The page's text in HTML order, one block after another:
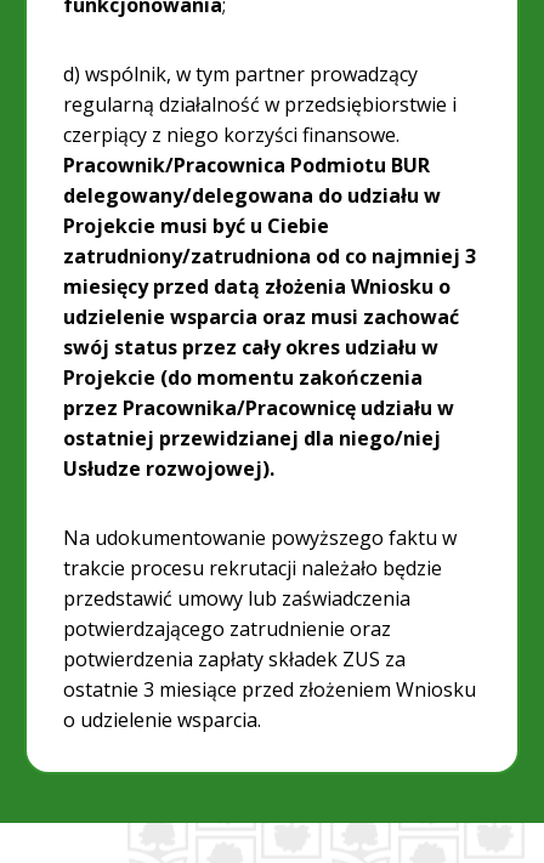
d) wspólnik, w tym partner prowadzący
regularną działalność w przedsiębiorstwie i
czerpiący z niego korzyści finansowe.
Pracownik/Pracownica Podmiotu BUR
delegowany/delegowana do udziału w
Projekcie musi być u Ciebie
zatrudniony/zatrudniona od co najmniej 3
miesięcy przed datą złożenia Wniosku o
udzielenie wsparcia oraz musi zachować
swój status przez cały okres udziału w
Projekcie (do momentu zakończenia
przez Pracownika/Pracownicę udziału w
ostatniej przewidzianej dla niego/niej
Usłudze rozwojowej).
Na udokumentowanie powyższego faktu w
trakcie procesu rekrutacji należało będzie
przedstawić umowy lub zaświadczenia
potwierdzającego zatrudnienie oraz
potwierdzenia zapłaty składek ZUS za
ostatnie 3 miesiące przed złożeniem Wniosku
o udzielenie wsparcia.